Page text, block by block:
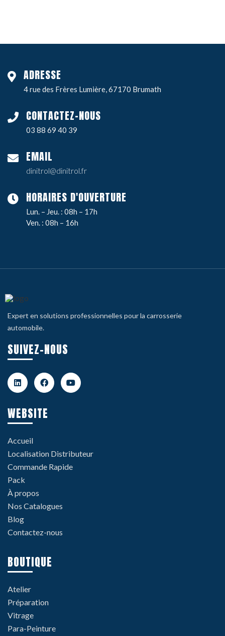
ADRESSE
4 rue des Frères Lumière, 67170 Brumath
CONTACTEZ-NOUS
03 88 69 40 39
EMAIL
dinitrol@dinitrol.fr
HORAIRES D'OUVERTURE
Lun. – Jeu. : 08h – 17h
Ven. : 08h – 16h
Expert en solutions professionnelles pour la carrosserie
automobile.
SUIVEZ-NOUS
WEBSITE
Accueil
Localisation Distributeur
Commande Rapide
Pack
À propos
Nos Catalogues
Blog
Contactez-nous
BOUTIQUE
Atelier
Préparation
Vitrage
Para-Peinture